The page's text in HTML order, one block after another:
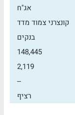
אג"ח
קונצרני צמוד מדד
בנקים
148,445
2,119
--
רציף